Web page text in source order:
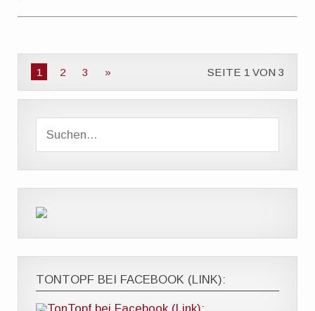
SEITE 1 VON 3
1 2 3 »
TONTOPF BEI FACEBOOK (LINK):